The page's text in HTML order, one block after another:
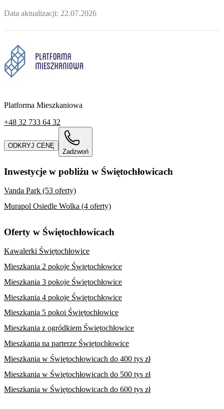
Data aktualizacji: 22.07.2026
Platforma Mieszkaniowa
+48 32 733 64 32
ODKRYJ CENĘ
Zadzwoń
Inwestycje w pobliżu w Świętochłowicach
Vanda Park (53 oferty)
Murapol Osiedle Wolka (4 oferty)
Oferty w Świętochłowicach
Kawalerki Świętochłowice
Mieszkania 2 pokoje Świętochłowice
Mieszkania 3 pokoje Świętochłowice
Mieszkania 4 pokoje Świętochłowice
Mieszkania 5 pokoi Świętochłowice
Mieszkania z ogródkiem Świętochłowice
Mieszkania na parterze Świętochłowice
Mieszkania w Świętochłowicach do 400 tys zł
Mieszkania w Świętochłowicach do 500 tys zł
Mieszkania w Świętochłowicach do 600 tys zł